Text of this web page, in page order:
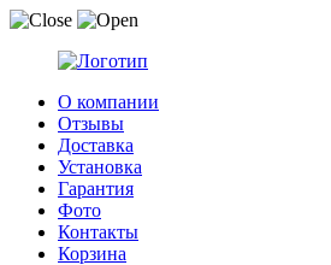
О компании
Отзывы
Доставка
Установка
Гарантия
Фото
Контакты
Корзина